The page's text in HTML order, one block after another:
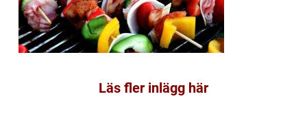
Läs fler inlägg här